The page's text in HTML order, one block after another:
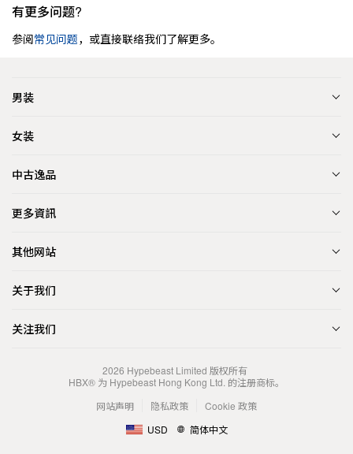
有更多问题?
参阅常见问题，或直接联络我们了解更多。
男装
女装
中古逸品
更多資訊
其他网站
关于我们
关注我们
2026 Hypebeast Limited 版权所有
HBX® 为 Hypebeast Hong Kong Ltd. 的注册商标。
网站声明
隐私政策
Cookie 政策
USD
简体中文